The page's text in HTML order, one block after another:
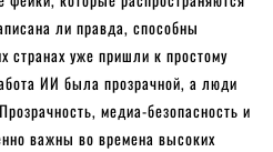
ли правда, способны
странах уже пришли к простому
ИИ была прозрачной, а люди
медиа-безопасность и
важны во времена высоких